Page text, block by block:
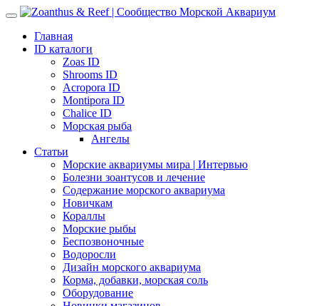
Главная
ID каталоги
Zoas ID
Shrooms ID
Acropora ID
Montipora ID
Chalice ID
Морская рыба
Ангелы
Статьи
Морские аквариумы мира | Интервью
Болезни зоантусов и лечение
Содержание морского аквариума
Новичкам
Кораллы
Морские рыбы
Беспозвоночные
Водоросли
Дизайн морского аквариума
Корма, добавки, морская соль
Оборудование